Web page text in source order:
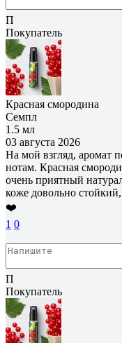
П
Покупатель
Красная смородина
Семпл
1.5 мл
03 августа 2026
На мой взгляд, аромат
нотам. Красная
очень приятный
коже довольно
❤️
1 0
П
Покупатель